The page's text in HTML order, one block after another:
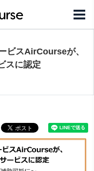
ビスAirCourseが、
スに認定